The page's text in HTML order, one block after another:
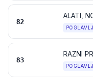
82
83
RAZNI